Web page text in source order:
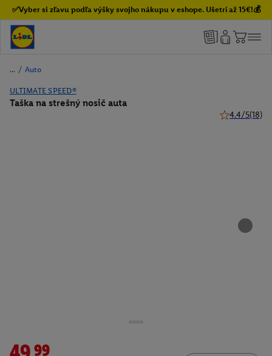
✅Vyber si zľavu podľa výšky svojho nákupu v eshope. Ušetri až 15€!💰
/ Auto
ULTIMATE SPEED®
Taška na strešný nosič auta
4.4/5(18)